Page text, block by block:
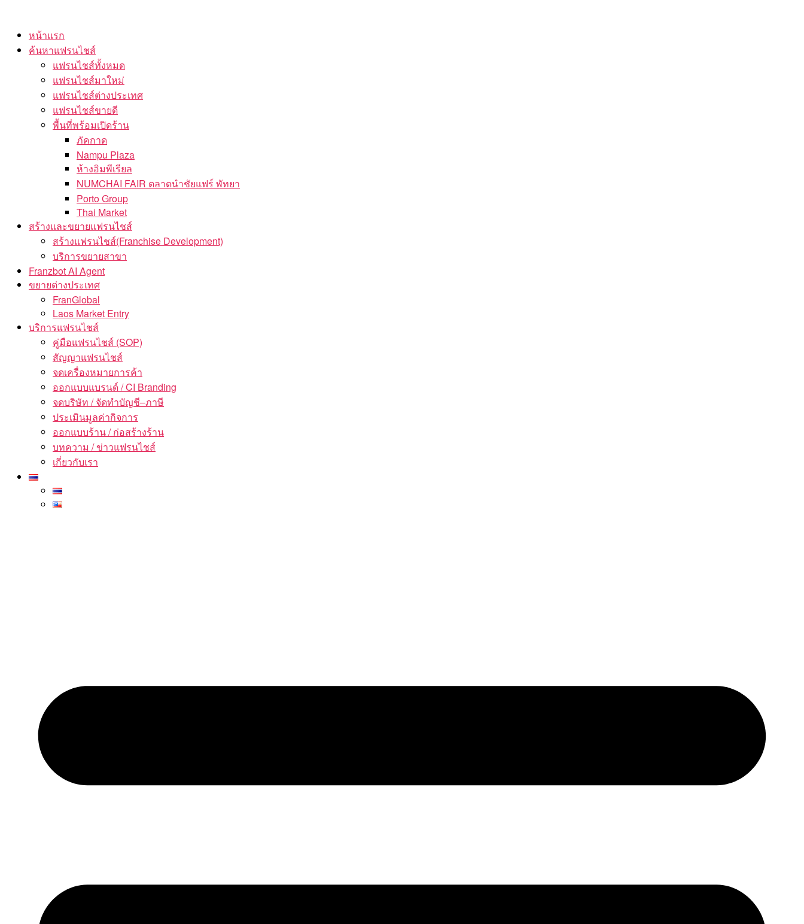
content
หน้าแรก
ค้นหาแฟรนไชส์
แฟรนไชส์ทั้งหมด
แฟรนไชส์มาใหม่
แฟรนไชส์ต่างประเทศ
แฟรนไชส์ขายดี
พื้นที่พร้อมเปิดร้าน
ภัคกาด
Nampu Plaza
ห้างอิมพีเรียล
NUMCHAI FAIR ตลาดนำชัยแฟร์ พัทยา
Porto Group
Thai Market
สร้างและขยายแฟรนไชส์
สร้างแฟรนไชส์(Franchise Development)
บริการขยายสาขา
Franzbot AI Agent
ขยายต่างประเทศ
FranGlobal
Laos Market Entry
บริการแฟรนไชส์
คู่มือแฟรนไชส์ (SOP)
สัญญาแฟรนไชส์
จดเครื่องหมายการค้า
ออกแบบแบรนด์ / CI Branding
จดบริษัท / จัดทำบัญชี–ภาษี
ประเมินมูลค่ากิจการ
ออกแบบร้าน / ก่อสร้างร้าน
บทความ / ข่าวแฟรนไชส์
เกี่ยวกับเรา